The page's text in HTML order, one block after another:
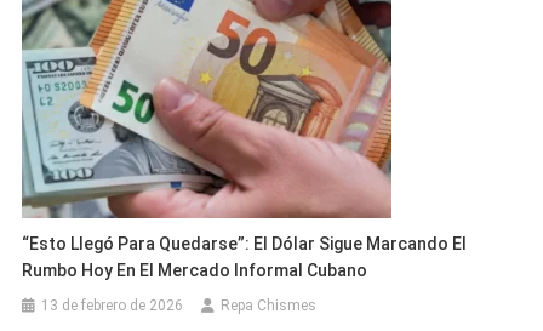
“Esto Llegó Para Quedarse”: El Dólar Sigue Marcando El
Rumbo Hoy En El Mercado Informal Cubano
13 de febrero de 2026 Repa Chismes